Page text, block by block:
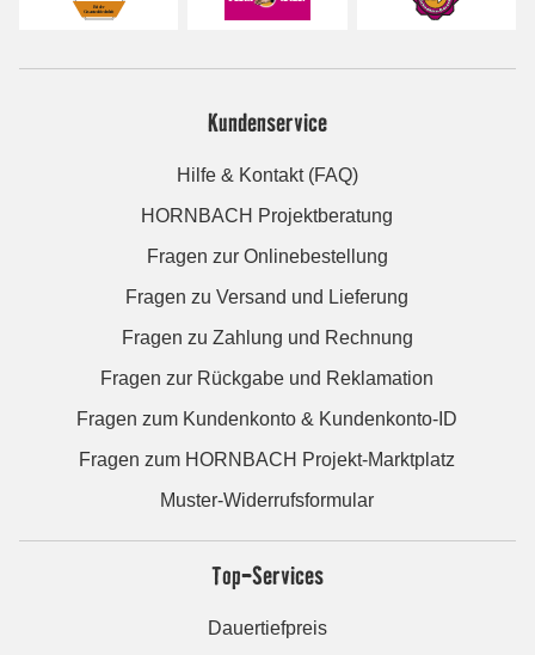
Kundenservice
Hilfe & Kontakt (FAQ)
HORNBACH Projektberatung
Fragen zur Onlinebestellung
Fragen zu Versand und Lieferung
Fragen zu Zahlung und Rechnung
Fragen zur Rückgabe und Reklamation
Fragen zum Kundenkonto & Kundenkonto-ID
Fragen zum HORNBACH Projekt-Marktplatz
Muster-Widerrufsformular
Top-Services
Dauertiefpreis